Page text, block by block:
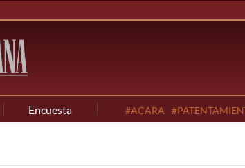
Encuesta #ACARA